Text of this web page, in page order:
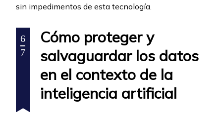
sin impedimentos de esta tecnología.
6
7
Cómo proteger y
salvaguardar los datos
en el contexto de la
inteligencia artificial